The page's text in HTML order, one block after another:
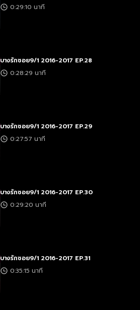
0:29:10 นาที
บางรักซอย9/1 2016-2017 EP.28
0:28:29 นาที
บางรักซอย9/1 2016-2017 EP.29
0:27:57 นาที
บางรักซอย9/1 2016-2017 EP.30
0:29:20 นาที
บางรักซอย9/1 2016-2017 EP.31
0:35:15 นาที